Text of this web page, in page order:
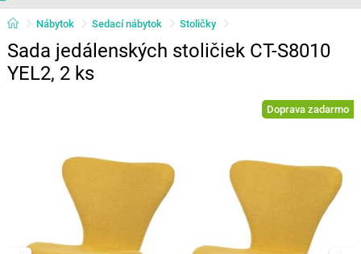
Nábytok Sedací nábytok Stoličky
Sada jedálenských stoličiek CT-S8010
YEL2, 2 ks
Doprava zadarmo